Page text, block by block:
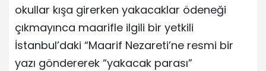
okullar kışa girerken yakacaklar ödeneği
çıkmayınca maarifle ilgili bir yetkili
İstanbul’daki “Maarif Nezareti’ne resmi bir
yazı göndererek “yakacak parası”